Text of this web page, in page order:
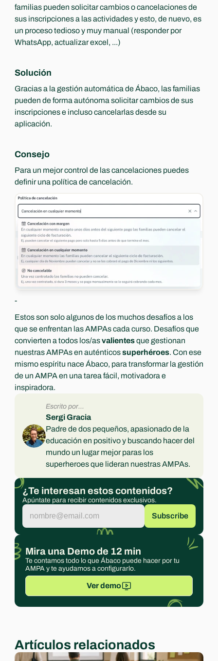
familias pueden solicitar cambios o cancelaciones de
sus inscripciones a las actividades y esto, de nuevo, es
un proceso tedioso y muy manual (responder por
WhatsApp, actualizar excel, ...)
Solución
Gracias a la gestión automática de Ábaco, las familias
pueden de forma autónoma solicitar cambios de sus
inscripciones e incluso cancelarlas desde su
aplicación.
Consejo
Para un mejor control de las cancelaciones puedes
definir una política de cancelación.
-
Estos son solo algunos de los muchos desafíos a los
que se enfrentan las AMPAs cada curso. Desafíos que
convierten a todos los/as valientes que gestionan
nuestras AMPAs en auténticos superhéroes. Con ese
mismo espíritu nace Ábaco, para transformar la gestión
de un AMPA en una tarea fácil, motivadora e
inspiradora.
Escrito por...
Sergi Gracia
Padre de dos pequeños, apasionado de la
educación en positivo y buscando hacer del
mundo un lugar mejor paras los
superheroes que lideran nuestras AMPAs.
¿Te interesan estos contenidos?
Apúntate para recibir contenidos exclusivos.
Mira una Demo de 12 min
Te contamos todo lo que Ábaco puede hacer por tu
AMPA y te ayudamos a configurarlo.
Ver demo
Artículos relacionados